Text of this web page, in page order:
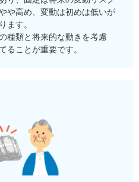
や高め、変動は初めは低いが
ます。
種類と将来的な動きを考慮
ることが重要です。